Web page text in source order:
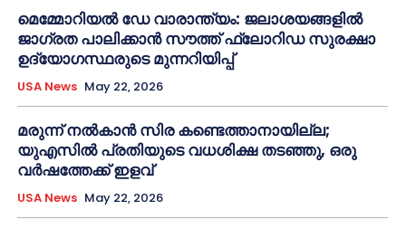
മെമ്മോറിയൽ ഡേ വാരാന്ത്യം: ജലാശയങ്ങളിൽ
ജാഗ്രത പാലിക്കാൻ സൗത്ത് ഫ്ലോറിഡ സുരക്ഷാ
ഉദ്യോഗസ്ഥരുടെ മുന്നറിയിപ്പ്
USA News May 22, 2026
മരുന്ന് നൽകാൻ സിര കണ്ടെത്താനായില്ല;
യുഎസിൽ പ്രതിയുടെ വധശിക്ഷ തടഞ്ഞു, ഒരു
വർഷത്തേക്ക് ഇളവ്
USA News May 22, 2026